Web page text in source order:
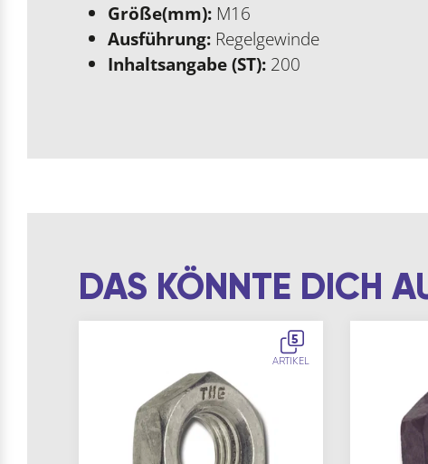
Größe(mm): M16
Ausführung: Regelgewinde
Inhaltsangabe (ST): 200
DAS KÖNNTE DICH
5
ARTIKEL